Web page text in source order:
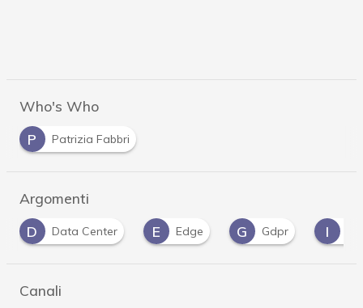
Who's Who
P
Patrizia Fabbri
Argomenti
D
Data Center E Edge G Gdpr I
Canali